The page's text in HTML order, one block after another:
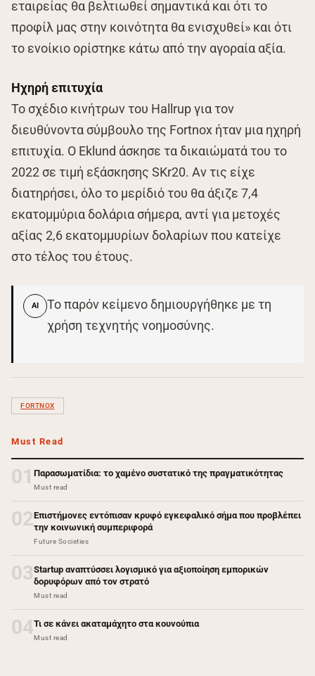
εταιρείας θα βελτιωθεί σημαντικά και ότι το
προφίλ μας στην κοινότητα θα ενισχυθεί» και ότι
το ενοίκιο ορίστηκε κάτω από την αγοραία αξία.
Ηχηρή επιτυχία
Το σχέδιο κινήτρων του Hallrup για τον
διευθύνοντα σύμβουλο της Fortnox ήταν μια ηχηρή
επιτυχία. Ο Eklund άσκησε τα δικαιώματά του το
2022 σε τιμή εξάσκησης SKr20. Αν τις είχε
διατηρήσει, όλο το μερίδιό του θα άξιζε 7,4
εκατομμύρια δολάρια σήμερα, αντί για μετοχές
αξίας 2,6 εκατομμυρίων δολαρίων που κατείχε
στο τέλος του έτους.
AI
Το παρόν κείμενο δημιουργήθηκε με τη
χρήση τεχνητής νοημοσύνης.
FORTNOX
Must Read
01 Παρασωματίδια: το χαμένο συστατικό της πραγματικότητας
Must read
02Επιστήμονες εντόπισαν κρυφό εγκεφαλικό σήμα που προβλέπει
την κοινωνική συμπεριφορά
Future Societies
03Startup αναπτύσσει λογισμικό για αξιοποίηση εμπορικών
δορυφόρων από τον στρατό
Must read
04Τι σε κάνει ακαταμάχητο στα κουνούπια
Must read